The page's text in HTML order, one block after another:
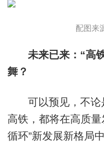
配图来
未来已来：“高
舞？
可以预见，不
高铁，都将在高质
循环”新发展新格局